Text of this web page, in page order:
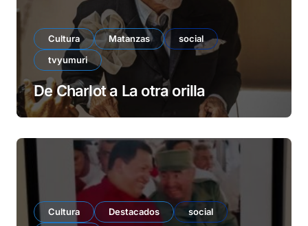
Cultura Matanzas
social
tvyumuri
De Charlot a La otra orilla
Cultura Destacados
social